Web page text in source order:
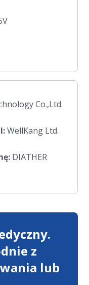
Co.,Ltd.
WellKang Ltd.
DIATHER
z
lub